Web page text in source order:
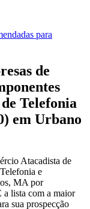
para
de
Telefonia
em Urbano
Atacadista de
e
MA por
a lista com a maior
sua prospecção